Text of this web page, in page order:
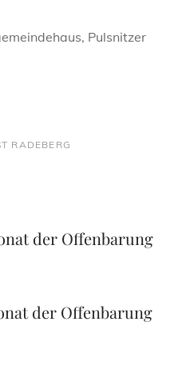
Pulsnitzer
RADEBERG
der Offenbarung
der Offenbarung